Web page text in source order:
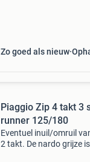
Zo goed als nieuw
Piaggio Zip 4 takt 3
runner 125/180
Eventuel inuil/omruil
2 takt. De nardo grijze